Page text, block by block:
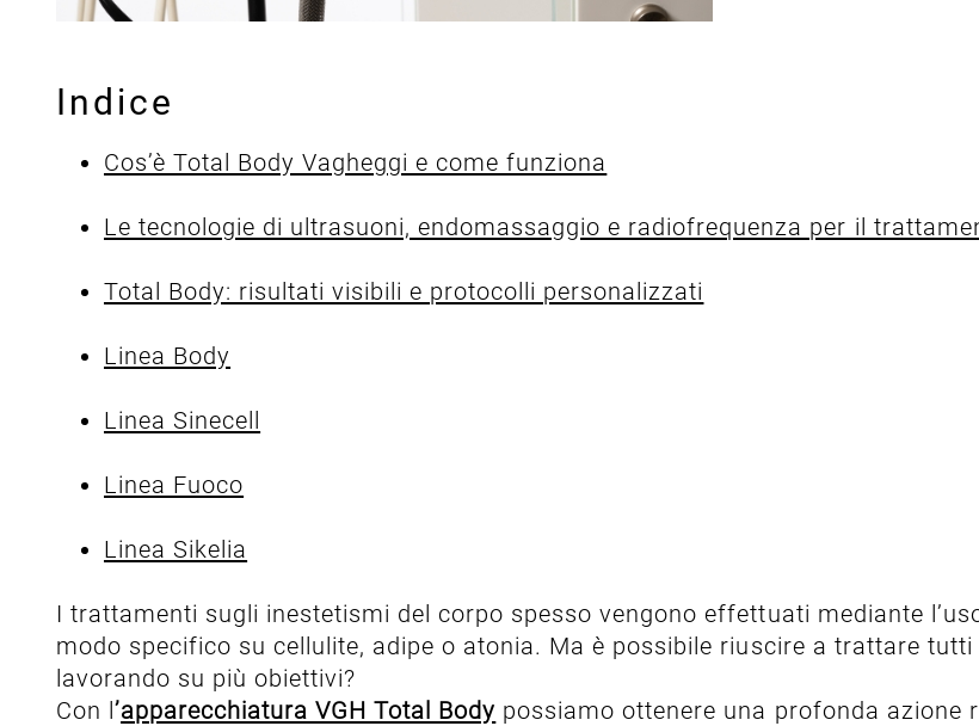
Indice
Cos’è Total Body Vagheggi e come funziona
Le tecnologie di ultrasuoni, endomassaggio e radiofrequenza per il
Total Body: risultati visibili e protocolli personalizzati
Linea Body
Linea Sinecell
Linea Fuoco
Linea Sikelia
I trattamenti sugli inestetismi del corpo spesso vengono effettuati mediante
modo specifico su cellulite, adipe o atonia. Ma è possibile riuscire a trattare
lavorando su più obiettivi?
Con l’apparecchiatura VGH Total Body possiamo ottenere una profonda azione